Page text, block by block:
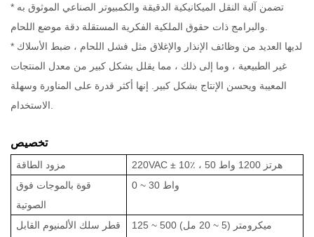
* تضمن آلية النقل الميكانيكية الدقيقة والكمبيوتر الصناعي الموثوق به
* لديها العديد من وظائف الإنذار والإغلاق مثل فشل اللحام ، ضبط الأسلاك
غير الطبيعية ، وما إلى ذلك ، مما يقلل بشكل كبير من معدل المنتجات
المعيبة ويحسن الإنتاج بشكل كبير. إنها أكثر قدرة على المناورة وسهلة
تخصيص
مزود الطاقة
220VAC ± 10٪ ، 50 هرتز 1200 واط
قوة بالموجات فوق
الصوتية
0 ~ 30 واط
قطر سلك الألمنيوم القابل
125 ~ 500 ميكرومتر (5 ~ 20 مل)